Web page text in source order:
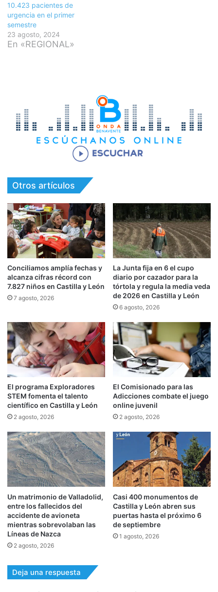
10.423 pacientes de
urgencia en el primer
semestre
23 agosto, 2024
En «REGIONAL»
Otros artículos
Conciliamos amplía fechas y
alcanza cifras récord con
7.827 niños en Castilla y León
7 agosto, 2026
La Junta fija en 6 el cupo
diario por cazador para la
tórtola y regula la media veda
de 2026 en Castilla y León
6 agosto, 2026
El programa Exploradores
STEM fomenta el talento
científico en Castilla y León
2 agosto, 2026
El Comisionado para las
Adicciones combate el juego
online juvenil
2 agosto, 2026
Un matrimonio de Valladolid,
entre los fallecidos del
accidente de avioneta
mientras sobrevolaban las
Líneas de Nazca
2 agosto, 2026
Casi 400 monumentos de
Castilla y León abren sus
puertas hasta el próximo 6
de septiembre
1 agosto, 2026
Deja una respuesta